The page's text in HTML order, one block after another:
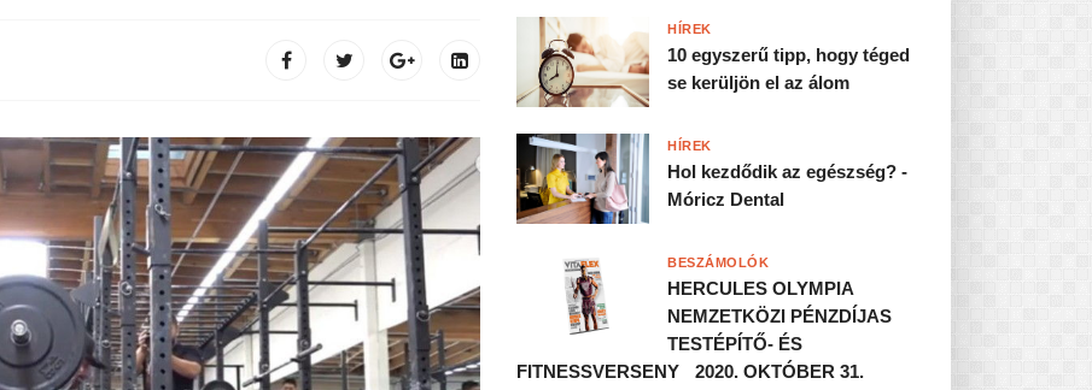
10 egyszerű tipp, hogy téged
se kerüljön el az álom
HÍREK
Hol kezdődik az egészség? -
Móricz Dental
HÍREK
HERCULES OLYMPIA
NEMZETKÖZI PÉNZDÍJAS
TESTÉPÍTŐ- ÉS
FITNESSVERSENY 2020. OKTÓBER 31.
BESZÁMOLÓK